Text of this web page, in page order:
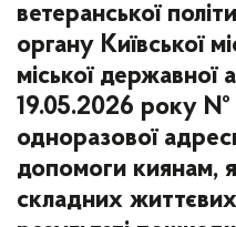
ветеранської
органу Київської
міської державної
19.05.2026 року
одноразової
допомоги киянам,
складних